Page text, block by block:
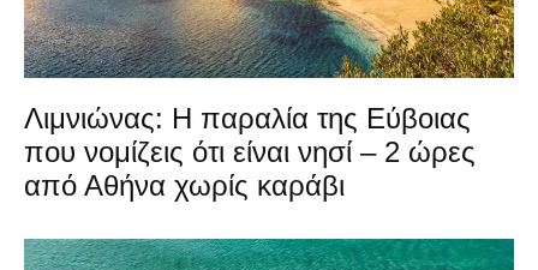
Λιμνιώνας: Η παραλία της Εύβοιας
που νομίζεις ότι είναι νησί – 2 ώρες
από Αθήνα χωρίς καράβι